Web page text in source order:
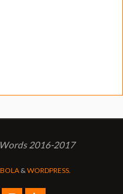
2016-2017
&WORDPRESS.